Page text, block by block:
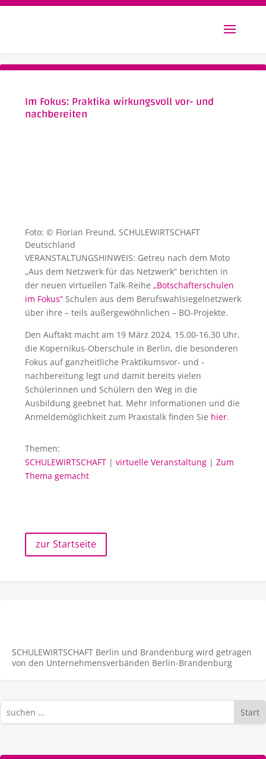
Im Fokus: Praktika wirkungsvoll vor- und
nachbereiten
Foto: © Florian Freund, SCHULEWIRTSCHAFT
Deutschland
VERANSTALTUNGSHINWEIS: Getreu nach dem Moto
„Aus dem Netzwerk für das Netzwerk“ berichten in
der neuen virtuellen Talk-Reihe „Botschafterschulen
im Fokus“ Schulen aus dem Berufswahlsiegelnetzwerk
über ihre – teils außergewöhnlichen – BO-Projekte.
Den Auftakt macht am 19 März 2024, 15.00-16.30 Uhr,
die Kopernikus-Oberschule in Berlin, die besonderen
Fokus auf ganzheitliche Praktikumsvor- und -
nachbereitung legt und damit bereits vielen
Schülerinnen und Schülern den Weg in die
Ausbildung geebnet hat. Mehr Informationen und die
Anmeldemöglichkeit zum Praxistalk finden Sie hier.
Themen:
SCHULEWIRTSCHAFT | virtuelle Veranstaltung | Zum
Thema gemacht
zur Startseite
SCHULEWIRTSCHAFT Berlin und Brandenburg wird getragen
von den Unternehmens­verbänden Berlin-Brandenburg
Start